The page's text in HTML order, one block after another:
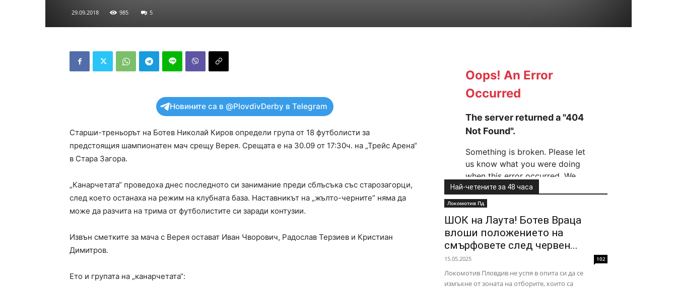
29.09.2018 985 5
Новините са в @PlovdivDerby в Telegram
Старши-треньорът на Ботев Николай Киров определи група от 18 футболисти за
предстоящия шампионатен мач срещу Верея. Срещата е на 30.09 от 17:30ч. на „Трейс Арена“
в Стара Загора.
„Канарчетата“ проведоха днес последното си занимание преди сблъсъка със старозагорци,
след което останаха на режим на клубната база. Наставникът на „жълто-черните“ няма да
може да разчита на трима от футболистите си заради контузии.
Извън сметките за мача с Верея остават Иван Чворович, Радослав Терзиев и Кристиан
Димитров.
Ето и групата на „канарчетата“:
Най-четените за 48 часа
Локомотив Пд
ШОК на Лаута! Ботев Враца
влоши положението на
смърфовете след червен...
15.05.2025 102
Локомотив Пловдив не успя в опита си да се
измъкне от зоната на отборите, които са